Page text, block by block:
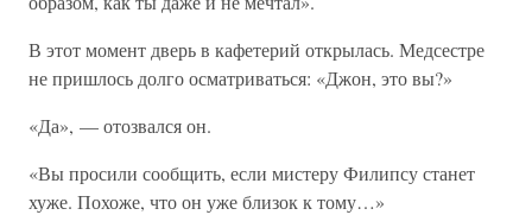
В этот момент дверь в кафетерий открылась. Медсестре
не пришлось долго осматриваться: «Джон, это вы?»
«Да», — отозвался он.
«Вы просили сообщить, если мистеру Филипсу станет
хуже. Похоже, что он уже близок к тому…»